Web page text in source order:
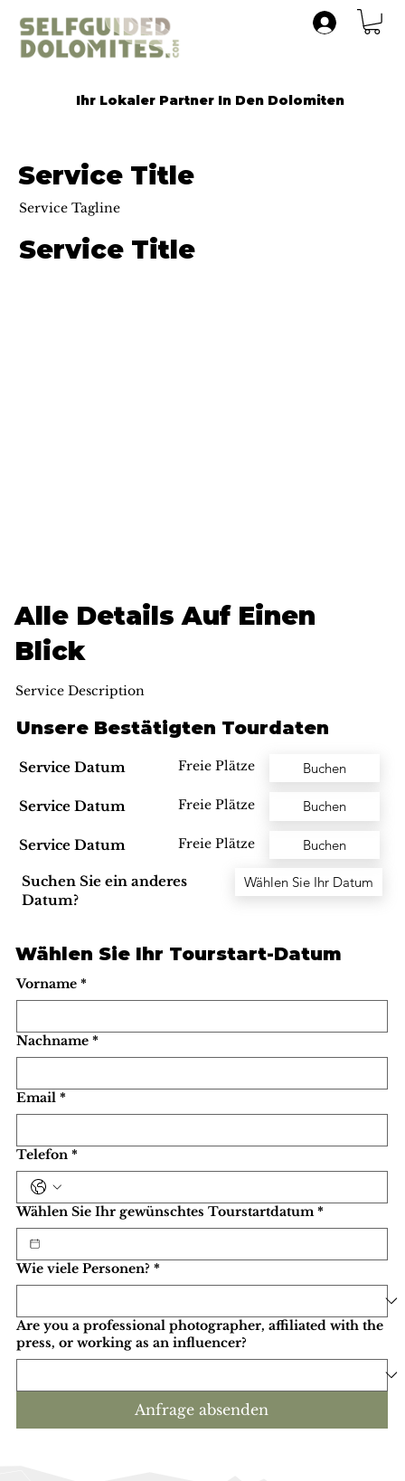
Ihr Lokaler Partner In Den Dolomiten
Service Title
Service Tagline
Service Title
Alle Details Auf Einen
Blick
Service Description
Unsere Bestätigten Tourdaten
Service Datum Freie Plätze Buchen
Service Datum Freie Plätze Buchen
Service Datum Freie Plätze Buchen
Suchen Sie ein anderes
Datum?
Wählen Sie Ihr Datum
Wählen Sie Ihr Tourstart-Datum
Vorname *
Nachname *
Email *
Telefon *
Wählen Sie Ihr gewünschtes Tourstartdatum *
Wie viele Personen? *
Are you a professional photographer, affiliated with the
press, or working as an influencer?
Anfrage absenden